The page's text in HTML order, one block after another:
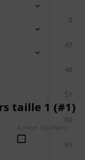
taille 1 (#1)
Acheter (Oui/Non)
8
43
48
51
80
81